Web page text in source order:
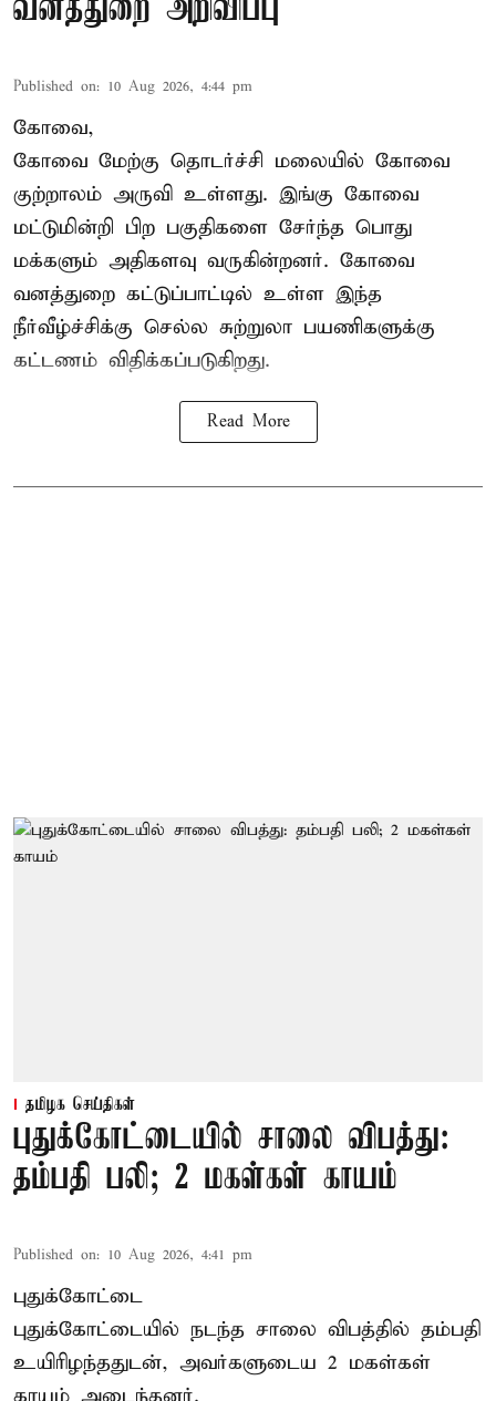
வனத்துறை அறிவிப்பு
Published on: 10 Aug 2026, 4:44 pm
கோவை,
கோவை மேற்கு தொடர்ச்சி மலையில் கோவை
குற்றாலம் அருவி உள்ளது. இங்கு கோவை
மட்டுமின்றி பிற பகுதிகளை சேர்ந்த பொது
மக்களும் அதிகளவு வருகின்றனர். கோவை
வனத்துறை கட்டுப்பாட்டில் உள்ள இந்த
நீர்வீழ்ச்சிக்கு செல்ல சுற்றுலா பயணிகளுக்கு
கட்டணம் விதிக்கப்படுகிறது.
Read More
தமிழக செய்திகள்
புதுக்கோட்டையில் சாலை விபத்து:
தம்பதி பலி; 2 மகள்கள் காயம்
Published on: 10 Aug 2026, 4:41 pm
புதுக்கோட்டை
புதுக்கோட்டையில் நடந்த சாலை விபத்தில் தம்பதி
உயிரிழந்ததுடன், அவர்களுடைய 2 மகள்கள்
காயம் அடைந்தனர்.